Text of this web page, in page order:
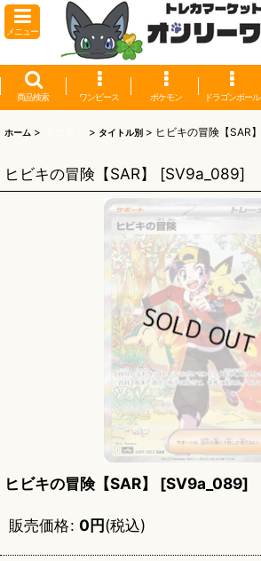
メニュー
商品検索 ワンピース ポケモン ドラゴンボール
ホーム > > タイトル別 > ヒビキの冒険【SAR】
ヒビキの冒険【SAR】 [SV9a_089]
ヒビキの冒険【SAR】 [SV9a_089]
販売価格: 0円(税込)